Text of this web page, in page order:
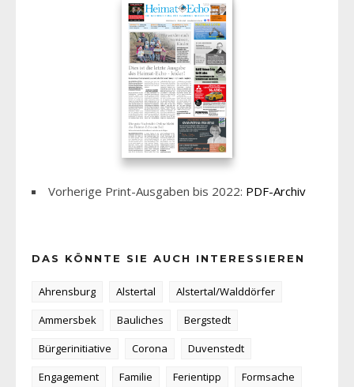
Vorherige Print-Ausgaben bis 2022: PDF-Archiv
DAS KÖNNTE SIE AUCH INTERESSIEREN
Ahrensburg Alstertal
Alstertal/Walddörfer
Ammersbek
Bauliches
Bergstedt
Bürgerinitiative
Corona
Duvenstedt
Engagement
Familie Ferientipp
Formsache